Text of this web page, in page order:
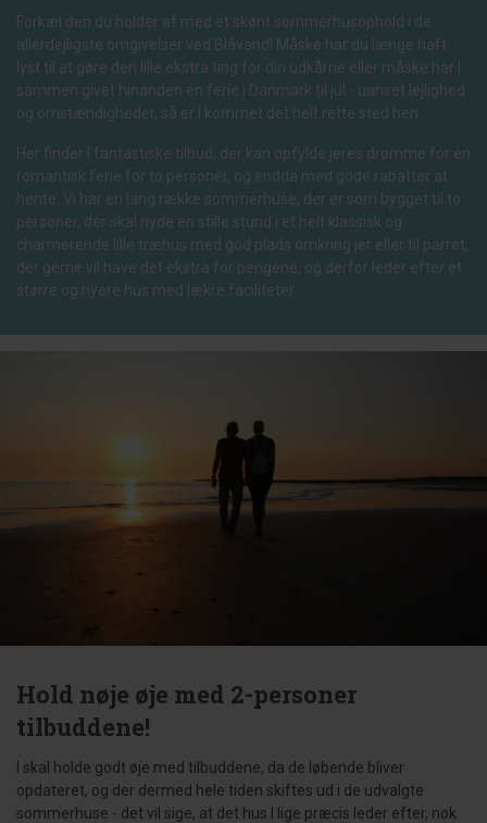
Forkæl den du holder af med et skønt sommerhusophold i de
allerdejligste omgivelser ved Blåvand! Måske har du længe haft
lyst til at gøre den lille ekstra ting for din udkårne eller måske har I
sammen givet hinanden en ferie i Danmark til jul - uanset lejlighed
og omstændigheder, så er I kommet det helt rette sted hen.
Her finder I fantastiske tilbud, der kan opfylde jeres drømme for en
romantisk ferie for to personer, og endda med gode rabatter at
hente. Vi har en lang række sommerhuse, der er som bygget til to
personer, der skal nyde en stille stund i et helt klassisk og
charmerende lille træhus med god plads omkring jer eller til parret,
der gerne vil have det ekstra for pengene, og derfor leder efter et
større og nyere hus med lækre faciliteter.
Hold nøje øje med 2-personer
tilbuddene!
I skal holde godt øje med tilbuddene, da de løbende bliver
opdateret, og der dermed hele tiden skiftes ud i de udvalgte
sommerhuse - det vil sige, at det hus I lige præcis leder efter, nok